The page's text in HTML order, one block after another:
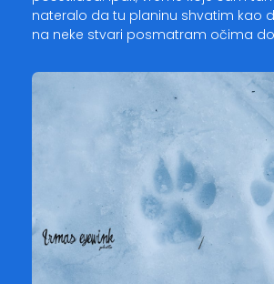
nateralo da tu planinu shvatim kao
na neke stvari posmatram očima